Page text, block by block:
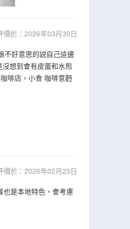
價於：2026年03月30日
不好意思的説自己這邊
想到會有皮蛋和水煎
啡店，小食 咖啡意麪
價於：2026年02月23日
是本地特色，會考慮